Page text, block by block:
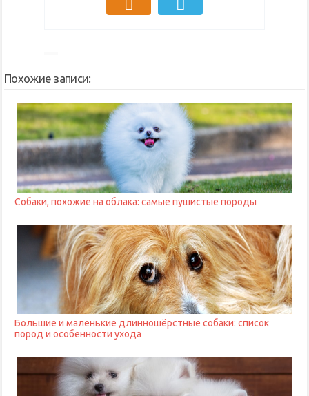
Похожие записи:
Собаки, похожие на облака: самые пушистые породы
Большие и маленькие длинношёрстные собаки: список
пород и особенности ухода